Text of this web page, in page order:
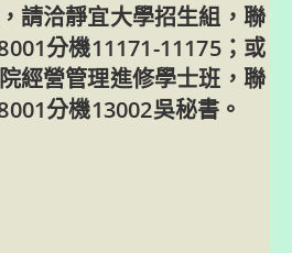
請洽靜宜大學招生組，聯
分機11171-11175；或
經營管理進修學士班，聯
分機13002吳秘書。